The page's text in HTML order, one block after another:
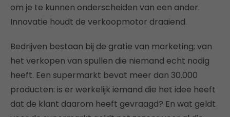
om je te kunnen onderscheiden van een ander.
Innovatie houdt de verkoopmotor draaiend.
Bedrijven bestaan bij de gratie van marketing; van
het verkopen van spullen die niemand echt nodig
heeft. Een supermarkt bevat meer dan 30.000
producten: is er werkelijk iemand die het idee heeft
dat de klant daarom heeft gevraagd? En wat geldt